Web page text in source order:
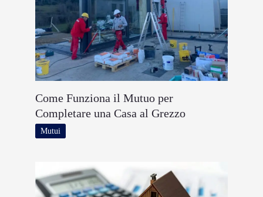
Come Funziona il Mutuo per
Completare una Casa al Grezzo
Mutui